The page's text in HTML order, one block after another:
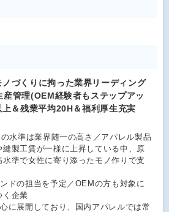
づくりに拘った業界リーディング
産管理(OEM経験者もステップアッ
＆残業平均20H＆福利厚生充実
水準は業界随一の高さ／アパレル製品
製工賃が一様に上昇している中、原
準で女性に寄り添ったモノ作りで支
ドの担当を予定／OEMの方も対象に
く企業
に展開しており、国内アパレルでは常